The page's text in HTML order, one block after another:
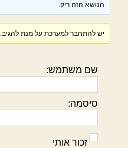
הנושא הזה ריק.
יש להתחבר למערכת על מנת להגיב.
שם משתמש:
סיסמה:
זכור אותי